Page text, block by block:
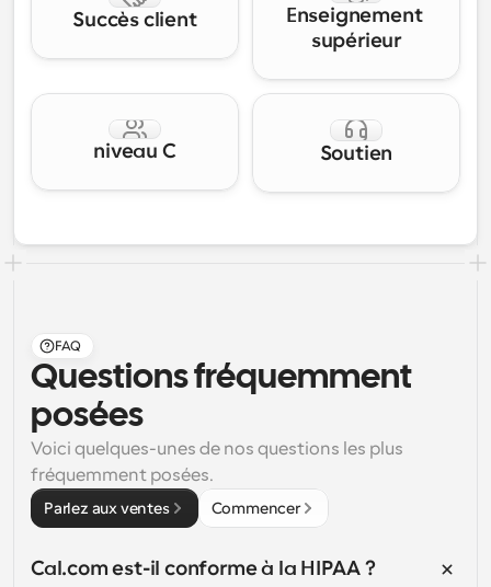
Succès client
Enseignement
supérieur
niveau C Soutien
FAQ
Questions fréquemment
posées
Voici quelques-unes de nos questions les plus
fréquemment posées.
Parlez aux ventes Commencer
Cal.com est-il conforme à la HIPAA ?